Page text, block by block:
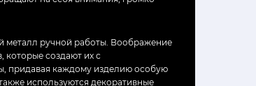
металл ручной работы. Воображение
которые создают их с
придавая каждому изделию особую
используются декоративные